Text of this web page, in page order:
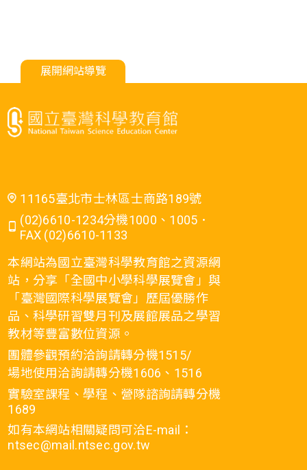
展開網站導覽
11165臺北市士林區士商路189號
(02)6610-1234分機1000、1005．
FAX (02)6610-1133
本網站為國立臺灣科學教育館之資源網
站，分享「全國中小學科學展覽會」與
「臺灣國際科學展覽會」歷屆優勝作
品、科學研習雙月刊及展館展品之學習
教材等豐富數位資源。
團體參觀預約洽詢請轉分機1515/
場地使用洽詢請轉分機1606、1516
實驗室課程、學程、營隊諮詢請轉分機
1689
如有本網站相關疑問可洽E-mail：
ntsec@mail.ntsec.gov.tw